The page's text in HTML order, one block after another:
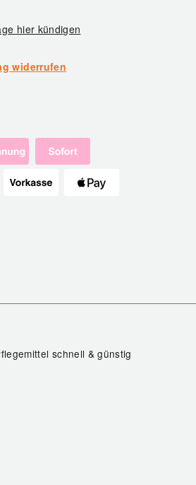
hier kündigen
widerrufen
schnell & günstig